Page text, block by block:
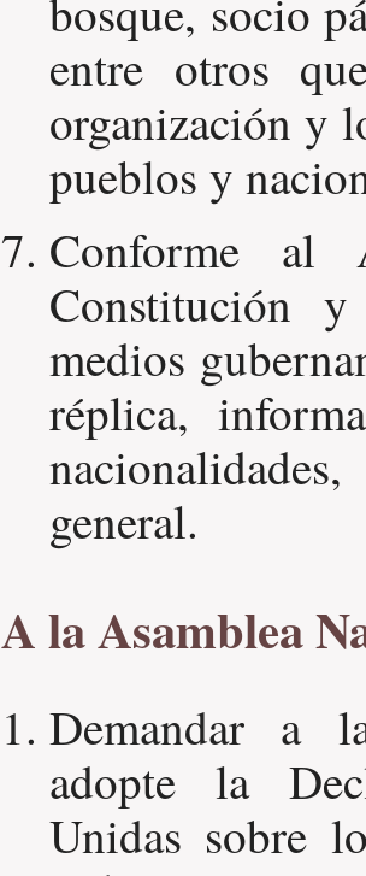
bosque, socio
entre otros
organización y
pueblos y
Conforme
Constitución
medios
réplica,
general.
A la Asamblea
Demandar a
adopte la
Unidas sobre